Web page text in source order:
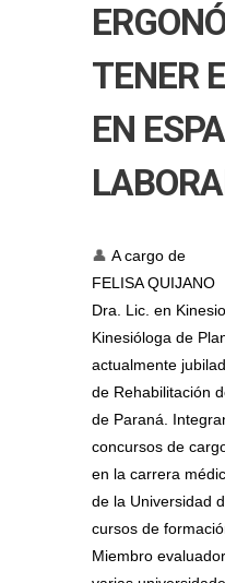
TENER
EN
👤 A cargo de
FELISA QUIJANO
Dra. Lic. en
Kinesióloga de
actualmente
de Rehabilitación
de Paraná.
concursos de
en la carrera
de la Universidad
cursos de
Miembro